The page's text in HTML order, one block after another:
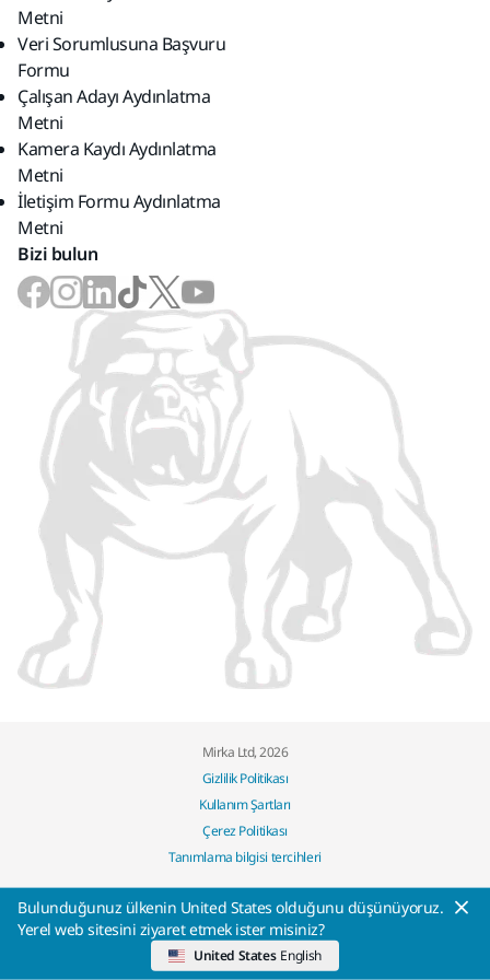
Metni
Veri Sorumlusuna Başvuru
Formu
Çalışan Adayı Aydınlatma
Metni
Kamera Kaydı Aydınlatma
Metni
İletişim Formu Aydınlatma
Metni
Bizi bulun
Mirka Ltd, 2026
Gizlilik Politikası
Kullanım Şartları
Çerez Politikası
Tanımlama bilgisi tercihleri
Bulunduğunuz ülkenin United States olduğunu düşünüyoruz.
Yerel web sitesini ziyaret etmek ister misiniz?
United States English